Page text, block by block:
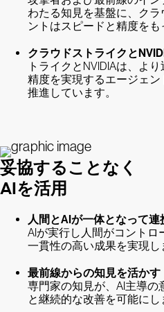
わたる知見を基盤に、ク
ントはスピードと精度をも
クラウドストライクと
トライクとNVIDIAは、よ
精度を実現するエージェ
推進しています。
妥協することなく
AIを活用
人間とAIが一体となって連
AIが実行し人間がコント
一貫性の高い成果を実現し
最前線からの知見を活かす
専門家の知見が、AI主導の
と継続的な改善を可能にし